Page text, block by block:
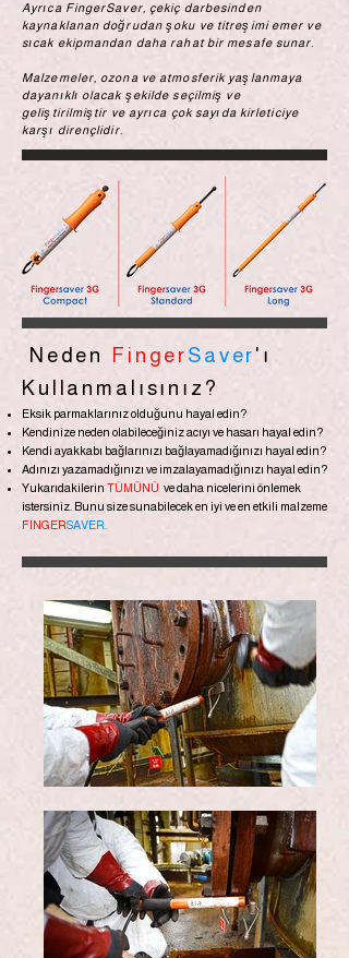
Ayrıca FingerSaver, çekiç darbesinden
kaynaklanan doğrudan şoku ve titreşimi emer ve
sıcak ekipmandan daha rahat bir mesafe sunar.
Malzemeler, ozona ve atmosferik yaşlanmaya
dayanıklı olacak şekilde seçilmiş ve
geliştirilmiştir ve ayrıca çok sayıda kirleticiye
karşı dirençlidir.
Neden FingerSaver'ı
Kullanmalısınız?
Eksik parmaklarınız olduğunu hayal edin?
Kendinize neden olabileceğiniz acıyı ve hasarı hayal edin?
Kendi ayakkabı bağlarınızı bağlayamadığınızı hayal edin?
Adınızı yazamadığınızı ve imzalayamadığınızı hayal edin?
Yukarıdakilerin TÜMÜNÜ ve daha nicelerini önlemek
istersiniz. Bunu size sunabilecek en iyi ve en etkili malzeme
FINGERSAVER.